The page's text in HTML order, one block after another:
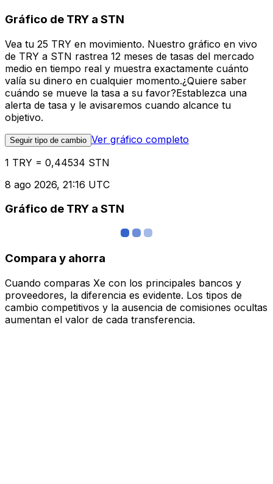
Gráfico de TRY a STN
Vea tu 25 TRY en movimiento. Nuestro gráfico en vivo
de TRY a STN rastrea 12 meses de tasas del mercado
medio en tiempo real y muestra exactamente cuánto
valía su dinero en cualquier momento.¿Quiere saber
cuándo se mueve la tasa a su favor?Establezca una
alerta de tasa y le avisaremos cuando alcance tu
objetivo.
Seguir tipo de cambio Ver gráfico completo
1 TRY = 0,44534 STN
8 ago 2026, 21:16 UTC
Gráfico de TRY a STN
Compara y ahorra
Cuando comparas Xe con los principales bancos y
proveedores, la diferencia es evidente. Los tipos de
cambio competitivos y la ausencia de comisiones ocultas
aumentan el valor de cada transferencia.